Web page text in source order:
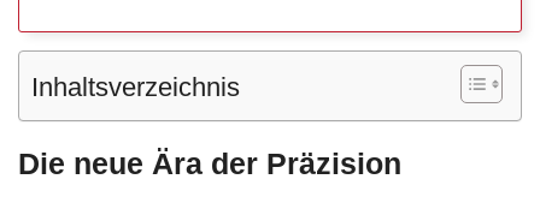
Inhaltsverzeichnis
Die neue Ära der Präzision